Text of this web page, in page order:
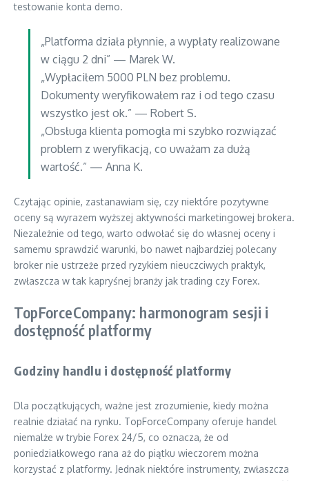
testowanie konta demo.
„Platforma działa płynnie, a wypłaty realizowane
w ciągu 2 dni” — Marek W.
„Wypłaciłem 5000 PLN bez problemu.
Dokumenty weryfikowałem raz i od tego czasu
wszystko jest ok.” — Robert S.
„Obsługa klienta pomogła mi szybko rozwiązać
problem z weryfikacją, co uważam za dużą
wartość.” — Anna K.
Czytając opinie, zastanawiam się, czy niektóre pozytywne
oceny są wyrazem wyższej aktywności marketingowej brokera.
Niezależnie od tego, warto odwołać się do własnej oceny i
samemu sprawdzić warunki, bo nawet najbardziej polecany
broker nie ustrzeże przed ryzykiem nieuczciwych praktyk,
zwłaszcza w tak kapryśnej branży jak trading czy Forex.
TopForceCompany: harmonogram sesji i
dostępność platformy
Godziny handlu i dostępność platformy
Dla początkujących, ważne jest zrozumienie, kiedy można
realnie działać na rynku. TopForceCompany oferuje handel
niemalże w trybie Forex 24/5, co oznacza, że od
poniedziałkowego rana aż do piątku wieczorem można
korzystać z platformy. Jednak niektóre instrumenty, zwłaszcza